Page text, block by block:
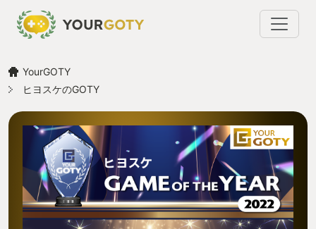
YourGOTY
ヒヨスケのGOTY